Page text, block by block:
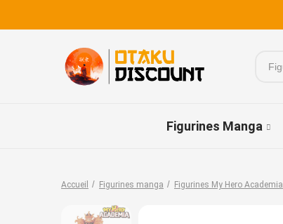
Figurines Manga
Accueil Figurines manga Figurines My Hero Academia